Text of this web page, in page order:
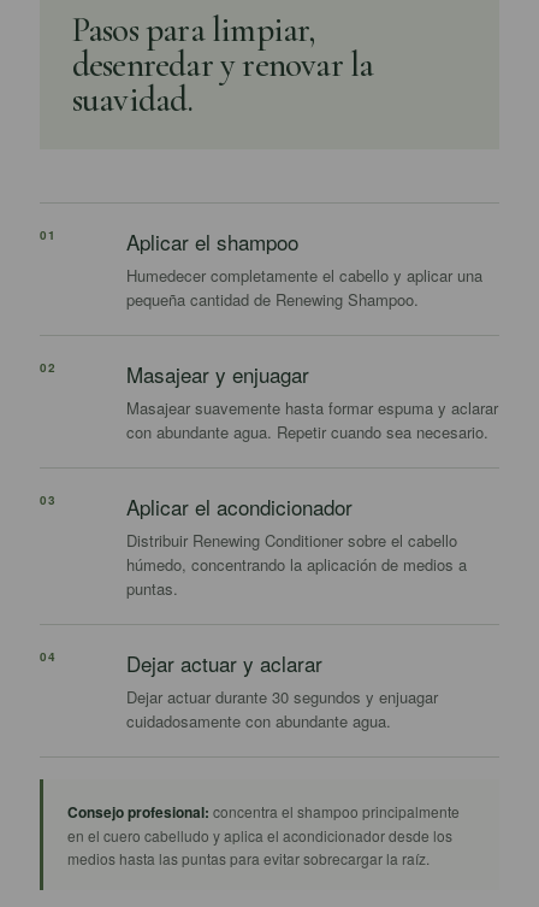
Pasos para limpiar,
desenredar y renovar la
suavidad.
01 Aplicar el shampoo
Humedecer completamente el cabello y aplicar una
pequeña cantidad de Renewing Shampoo.
02 Masajear y enjuagar
Masajear suavemente hasta formar espuma y aclarar
con abundante agua. Repetir cuando sea necesario.
03 Aplicar el acondicionador
Distribuir Renewing Conditioner sobre el cabello
húmedo, concentrando la aplicación de medios a
puntas.
04 Dejar actuar y aclarar
Dejar actuar durante 30 segundos y enjuagar
cuidadosamente con abundante agua.
Consejo profesional: concentra el shampoo principalmente
en el cuero cabelludo y aplica el acondicionador desde los
medios hasta las puntas para evitar sobrecargar la raíz.